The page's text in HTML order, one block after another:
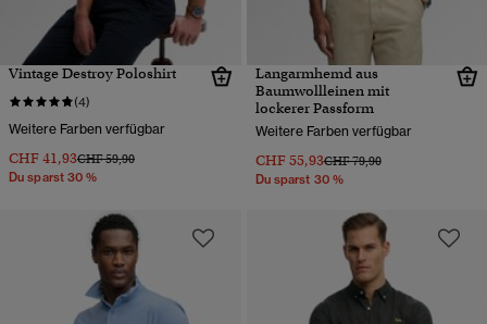
Vintage Destroy Poloshirt
(4)
Weitere Farben verfügbar
CHF 41,93Preis wurde reduziert von
CHF 59,90bis
Du sparst 30 %
Langarmhemd aus
Baumwollleinen mit
lockerer Passform
Weitere Farben verfügbar
CHF 55,93Preis wurde reduziert von
CHF 79,90bis
Du sparst 30 %